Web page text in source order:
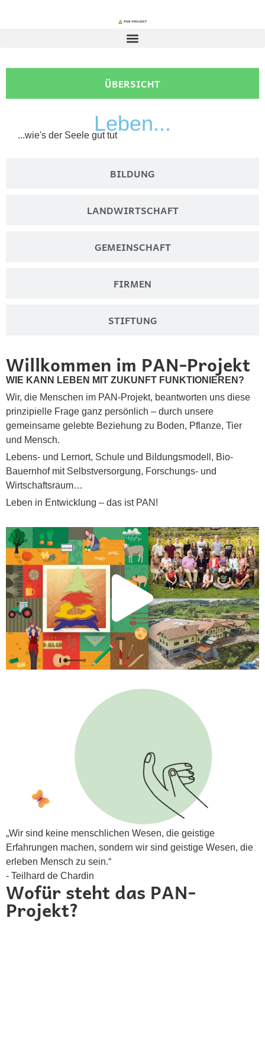
ÜBERSICHT
BILDUNG
LANDWIRT­SCHAFT
GEMEIN­SCHAFT
FIRMEN
STIFTUNG
Leben...
...wie's der Seele gut tut
Willkommen im PAN-Projekt
WIE KANN LEBEN MIT ZUKUNFT FUNKTIONIEREN?
Wir, die Menschen im PAN-Projekt, beantworten uns diese
prinzipielle Frage ganz persönlich – durch unsere
gemeinsame gelebte Beziehung zu Boden, Pflanze, Tier
und Mensch.
Lebens- und Lernort, Schule und Bildungsmodell, Bio-
Bauernhof mit Selbstversorgung, Forschungs- und
Wirtschaftsraum…
Leben in Entwicklung – das ist PAN!
„Wir sind keine menschlichen Wesen, die geistige
Erfahrungen machen, sondern wir sind geistige Wesen, die
erleben Mensch zu sein.“
- Teilhard de Chardin
Wofür steht das PAN-
Projekt?